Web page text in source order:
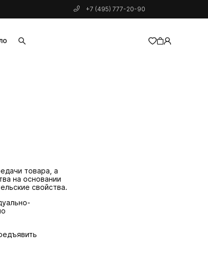
+7 (495) 777-20-90
товара, а
на основании
свойства.